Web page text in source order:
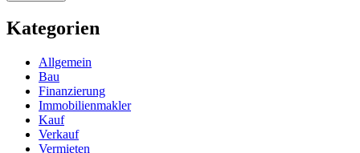
Kategorien
Allgemein
Bau
Finanzierung
Immobilienmakler
Kauf
Verkauf
Vermieten